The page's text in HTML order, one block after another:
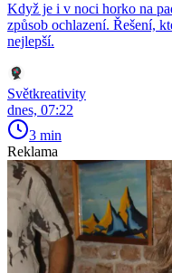
Když je i v noci horko na
způsob ochlazení. Řešení,
nejlepší.
Světkreativity
dnes, 07:22
3 min
Reklama